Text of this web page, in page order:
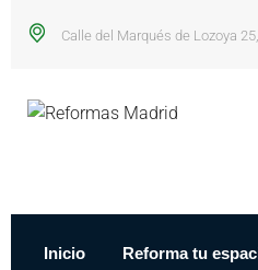
Calle del Marqués de Lozoya
Inicio Reforma tu